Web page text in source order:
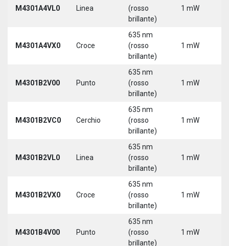
M4301A4VL0 Linea
(rosso
brillante)
1 mW
M4301A4VX0 Croce
635 nm
(rosso
brillante)
1 mW
M4301B2V00 Punto
635 nm
(rosso
brillante)
1 mW
M4301B2VC0 Cerchio
635 nm
(rosso
brillante)
1 mW
M4301B2VL0 Linea
635 nm
(rosso
brillante)
1 mW
M4301B2VX0 Croce
635 nm
(rosso
brillante)
1 mW
M4301B4V00 Punto
635 nm
(rosso
brillante)
1 mW